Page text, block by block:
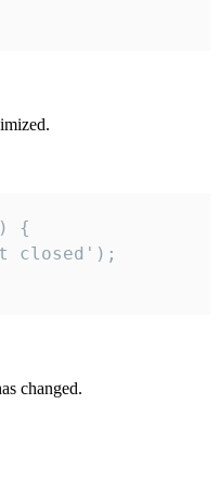
{
closed');
changed.